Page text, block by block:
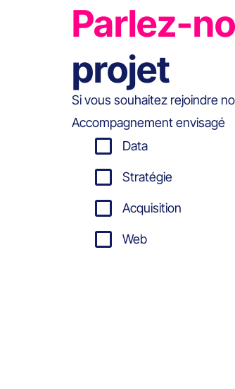
Parlez-
projet
Si vous souhaitez rejoindre
Accompagnement envisagé
Data
Stratégie
Acquisition
Web